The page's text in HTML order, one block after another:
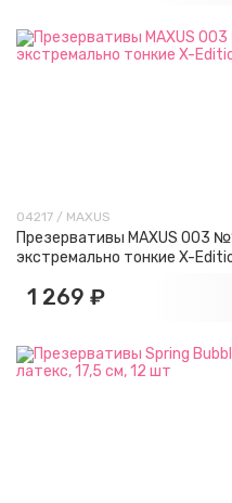
04217 / MAXUS
Презервативы MAXUS 003
экстремально тонкие X-
1 269 ₽